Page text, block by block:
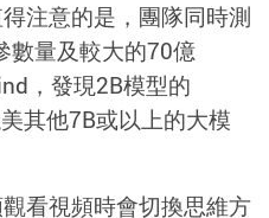
注意的是，團隊同時測
數量及較大的70億
，發現2B模型的
其他7B或以上的大模
看視頻時會切換思維方